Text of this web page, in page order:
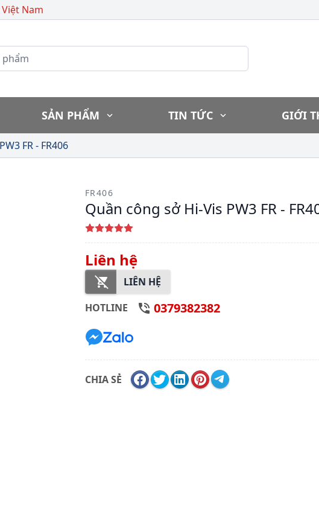
Nam
SẢN PHẨM TIN TỨC GIỚI
FR - FR406
FR406
Quần công sở Hi-Vis PW3 FR -
Liên hệ
LIÊN HỆ
0379382382